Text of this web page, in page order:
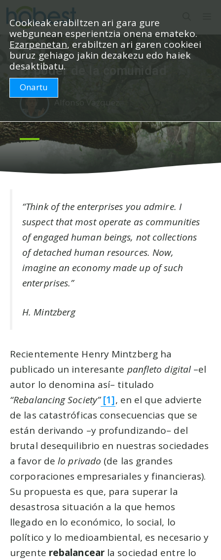
Edukira
salto
egin
El poder de la comunidad
Alfonso Vázquez
“Think of the enterprises you admire. I
suspect that most operate as communities
of engaged human beings, not collections
of detached human resources. Now,
imagine an economy made up of such
enterprises.”
H. Mintzberg
Recientemente Henry Mintzberg ha
publicado un interesante panfleto digital –el
autor lo denomina así– titulado
“Rebalancing Society”[1], en el que advierte
de las catastróficas consecuencias que se
están derivando –y profundizando– del
brutal desequilibrio en nuestras sociedades
a favor de lo privado (de las grandes
corporaciones empresariales y financieras).
Su propuesta es que, para superar la
desastrosa situación a la que hemos
llegado en lo económico, lo social, lo
político y lo medioambiental, es necesario y
urgente rebalancearla sociedad entre lo
Cookieak erabiltzen ari gara gure
webgunean esperientzia onena emateko.
Ezarpenetan, erabiltzen ari garen cookieei
buruz gehiago jakin dezakezu edo haiek
desaktibatu.
Onartu